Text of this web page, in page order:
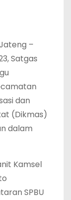
–
Satgas
dan
(Dikmas)
dalam
Kamsel
SPBU